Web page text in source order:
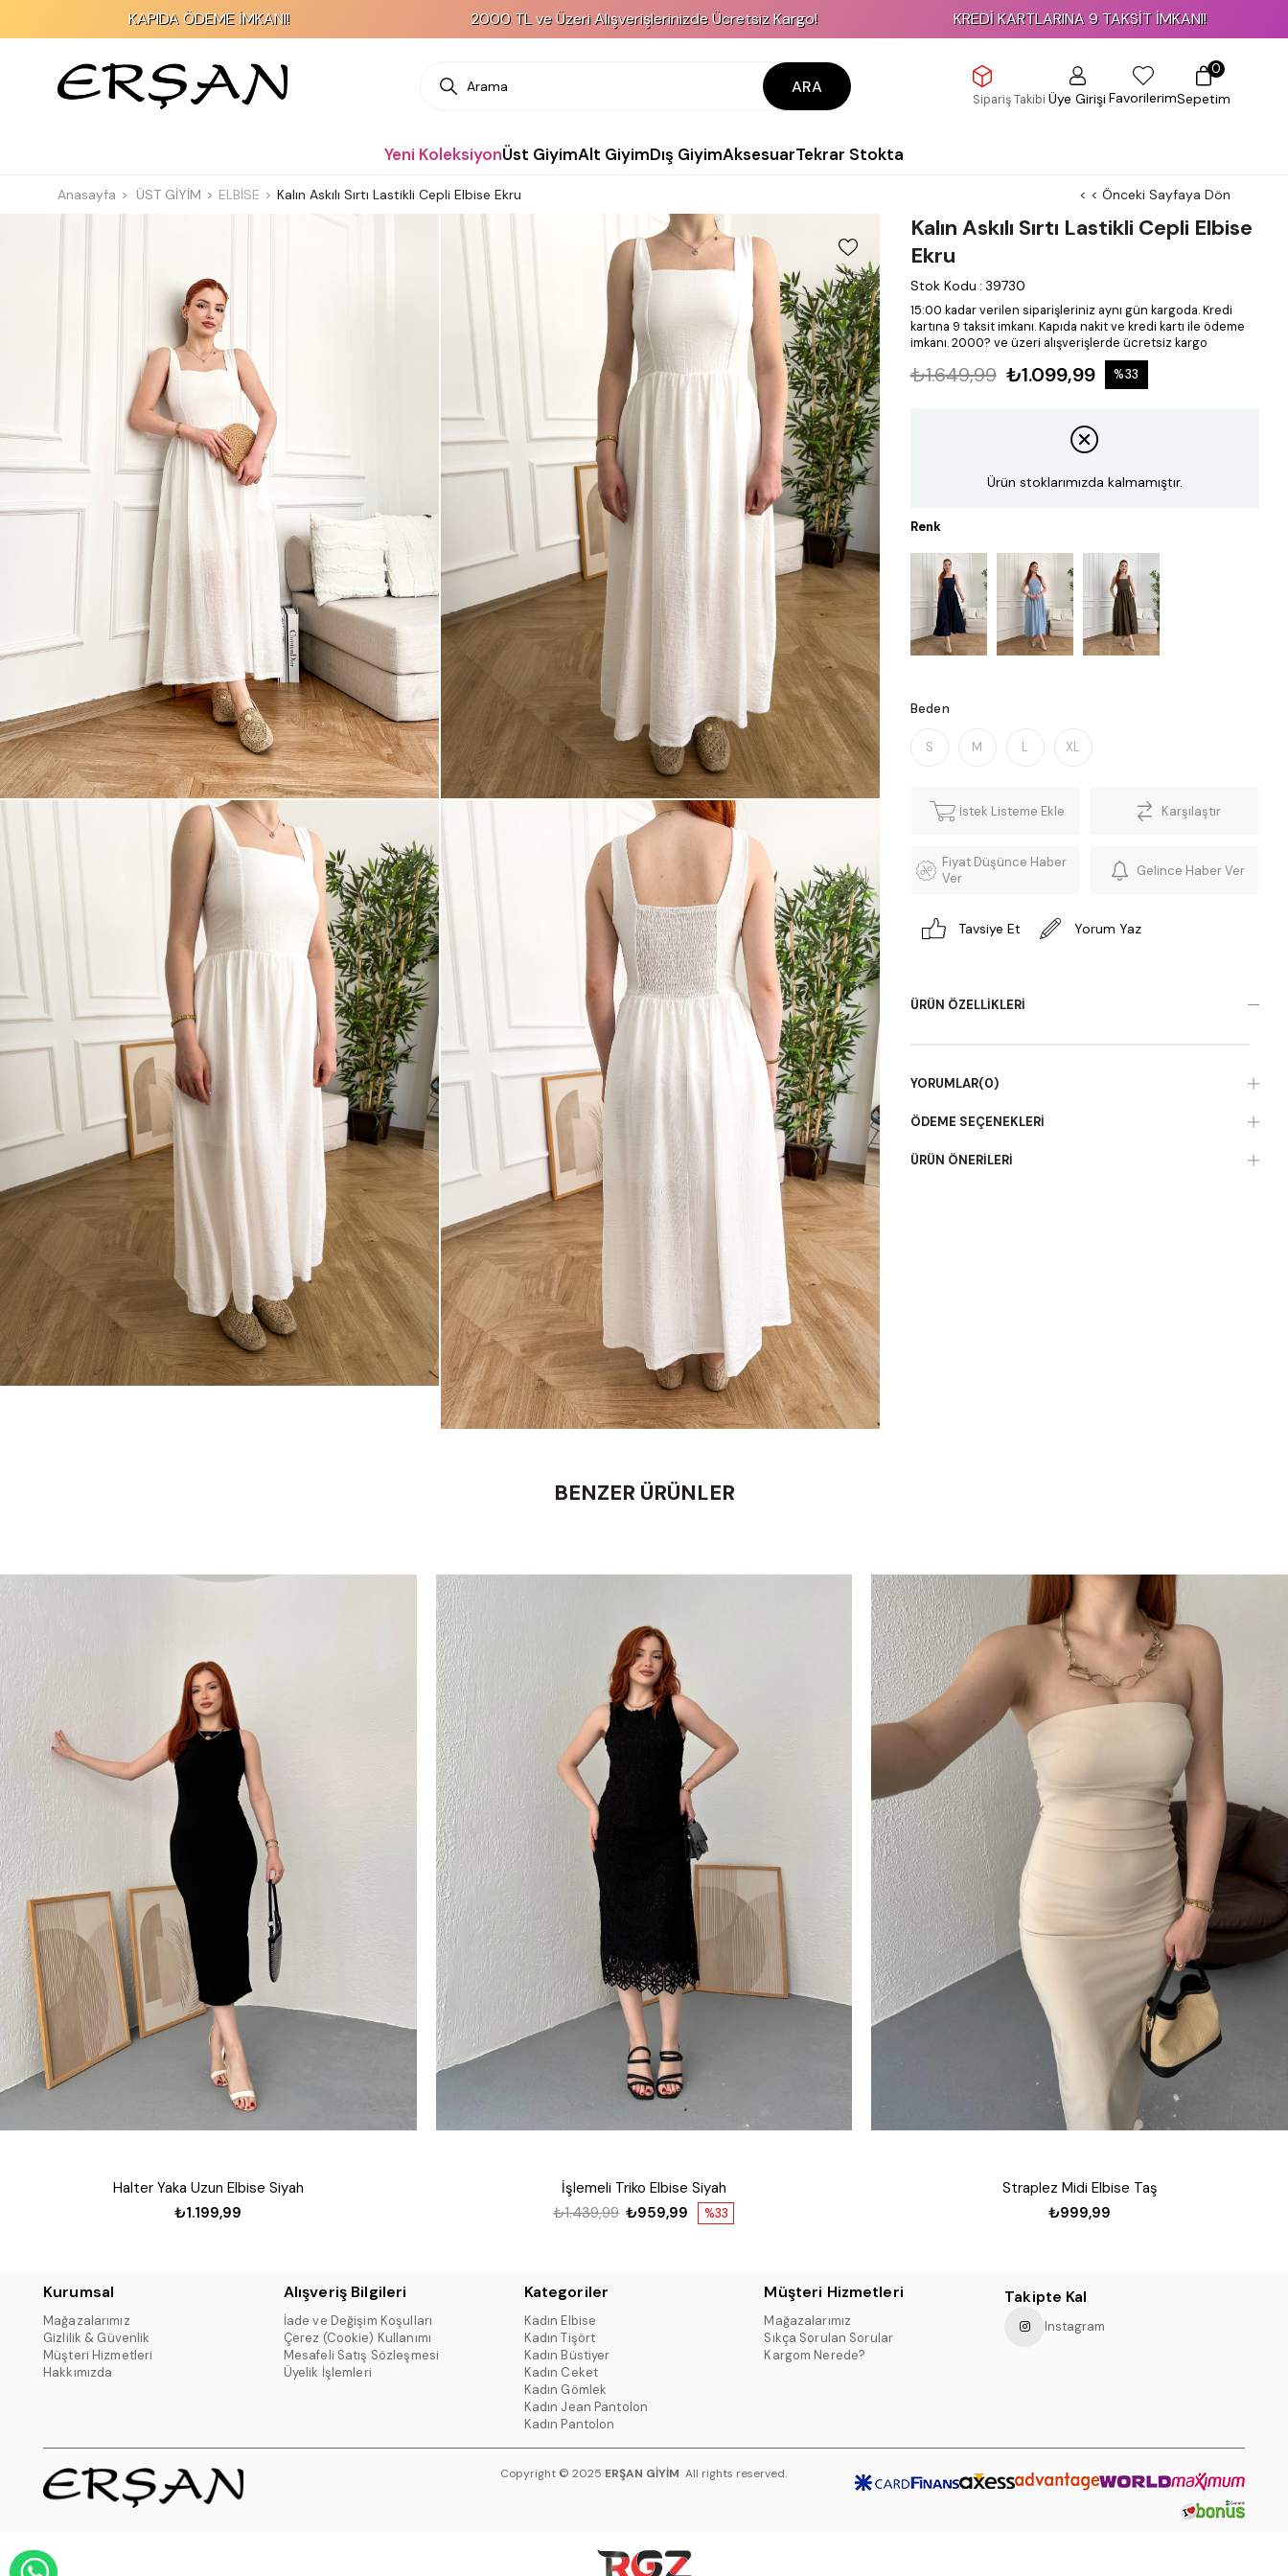
KAPIDA ÖDEME İMKANI! 2000 TL ve Üzeri Alışverişlerinizde Ücretsiz Kargo! KREDİ KARTLARINA 9 TAKSİT İMKANI!
ARA
Sipariş Takibi Üye GirişiFavorilerimSepetim
0
Yeni KoleksiyonÜst GiyimAlt GiyimDış GiyimAksesuarTekrar Stokta
Anasayfa ÜST GİYİM ELBİSE Kalın Askılı Sırtı Lastikli Cepli Elbise Ekru < < Önceki Sayfaya Dön
Kalın Askılı Sırtı Lastikli Cepli Elbise
Ekru
Stok Kodu : 39730
15:00 kadar verilen siparişleriniz aynı gün kargoda. Kredi
kartına 9 taksit imkanı. Kapıda nakit ve kredi kartı ile ödeme
imkanı. 2000? ve üzeri alışverişlerde ücretsiz kargo
₺1.649,99 ₺1.099,99 %33
Ürün stoklarımızda kalmamıştır.
Renk
Beden
S M L XL
İstek Listeme Ekle Karşılaştır
Fiyat Düşünce Haber
Ver
Gelince Haber Ver
Tavsiye Et Yorum Yaz
ÜRÜN ÖZELLIKLERI
YORUMLAR(0)
ÖDEME SEÇENEKLERI
ÜRÜN ÖNERILERI
BENZER ÜRÜNLER
Halter Yaka Uzun Elbise Siyah
₺1.199,99
İşlemeli Triko Elbise Siyah
%33
₺959,99
₺1.439,99
Straplez Midi Elbise Taş
₺999,99
Kurumsal
Mağazalarımız
Gizlilik & Güvenlik
Müşteri Hizmetleri
Hakkımızda
Alışveriş Bilgileri
İade ve Değişim Koşulları
Çerez (Cookie) Kullanımı
Mesafeli Satış Sözleşmesi
Üyelik İşlemleri
Kategoriler
Kadın Elbise
Kadın Tişört
Kadın Büstiyer
Kadın Ceket
Kadın Gömlek
Kadın Jean Pantolon
Kadın Pantolon
Müşteri Hizmetleri
Mağazalarımız
Sıkça Sorulan Sorular
Kargom Nerede?
Takipte Kal
Instagram
Copyright © 2025 ERŞAN GİYİM All rights reserved.